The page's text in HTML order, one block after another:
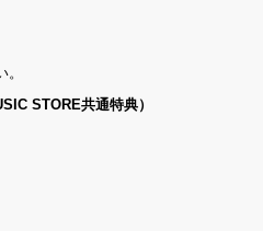
STORE共通特典）